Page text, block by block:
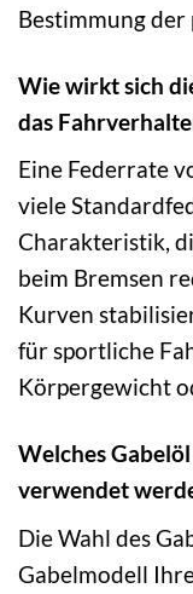
Bestimmung der
Wie wirkt sich
das
Eine Federrate
viele
Charakteristik,
beim Bremsen
Kurven
für sportliche
Körpergewicht
Welches
verwendet
Die Wahl des
Gabelmodell